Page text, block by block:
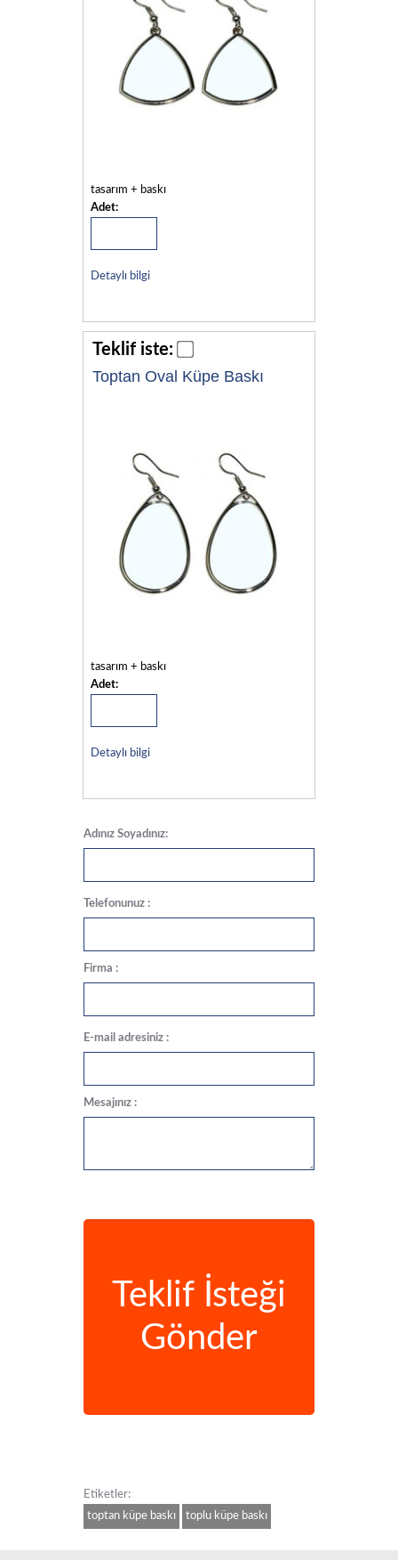
tasarım + baskı
Adet:
Detaylı bilgi
Teklif iste:
Toptan Oval Küpe Baskı
tasarım + baskı
Adet:
Detaylı bilgi
Adınız Soyadınız:
Telefonunuz :
Firma :
E-mail adresiniz :
Mesajınız :
Teklif İsteği
Gönder
Etiketler:
toptan küpe baskı
toplu küpe baskı